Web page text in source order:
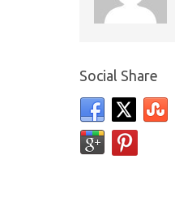
Social Share